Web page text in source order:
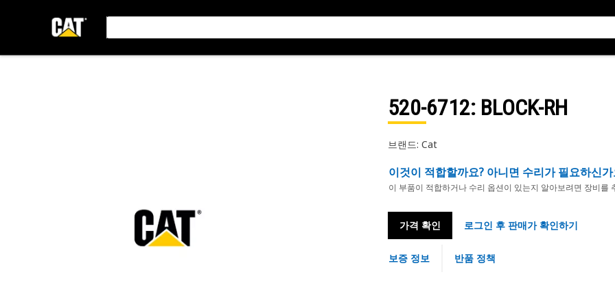
520-6712: BLOCK-RH
브랜드: Cat
이것이 적합할까요? 아니면 수리가 필요하신가
이 부품이 적합하거나 수리 옵션이 있는지 알아보려면 장비를
가격 확인 로그인 후 판매가 확인하기
보증 정보 반품 정책